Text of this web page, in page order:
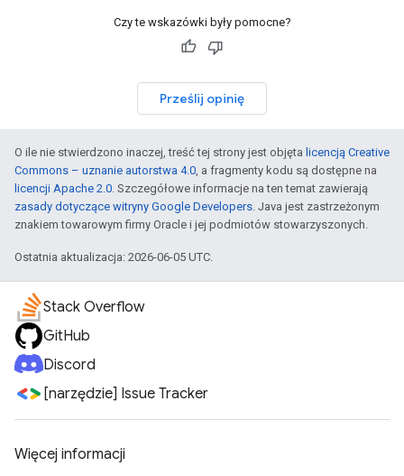
Czy te wskazówki były pomocne?
Prześlij opinię
O ile nie stwierdzono inaczej, treść tej strony jest objęta licencją Creative
Commons – uznanie autorstwa 4.0, a fragmenty kodu są dostępne na
licencji Apache 2.0. Szczegółowe informacje na ten temat zawierają
zasady dotyczące witryny Google Developers. Java jest zastrzeżonym
znakiem towarowym firmy Oracle i jej podmiotów stowarzyszonych.
Ostatnia aktualizacja: 2026-06-05 UTC.
Stack Overflow
GitHub
Discord
[narzędzie] Issue Tracker
Więcej informacji